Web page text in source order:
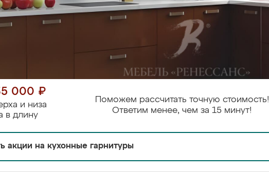
000 ₽
и низа
в длину
Поможем рассчитать точную стоимость!
Ответим менее, чем за 15 минут!
акции на кухонные гарнитуры